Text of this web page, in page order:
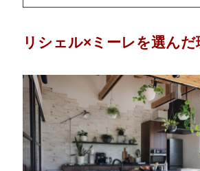
リシェル×ミーレを選んだ